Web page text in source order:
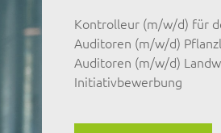
Kontrolleur (m/w/d) für
Auditoren (m/w/d)
Auditoren (m/w/d)
Initiativbewerbung